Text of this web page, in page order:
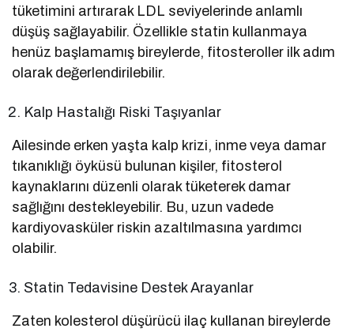
tüketimini artırarak LDL seviyelerinde anlamlı
düşüş sağlayabilir. Özellikle statin kullanmaya
henüz başlamamış bireylerde, fitosteroller ilk adım
olarak değerlendirilebilir.
Kalp Hastalığı Riski Taşıyanlar
Ailesinde erken yaşta kalp krizi, inme veya damar
tıkanıklığı öyküsü bulunan kişiler, fitosterol
kaynaklarını düzenli olarak tüketerek damar
sağlığını destekleyebilir. Bu, uzun vadede
kardiyovasküler riskin azaltılmasına yardımcı
olabilir.
Statin Tedavisine Destek Arayanlar
Zaten kolesterol düşürücü ilaç kullanan bireylerde